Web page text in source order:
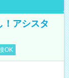
！アシスタ
OK